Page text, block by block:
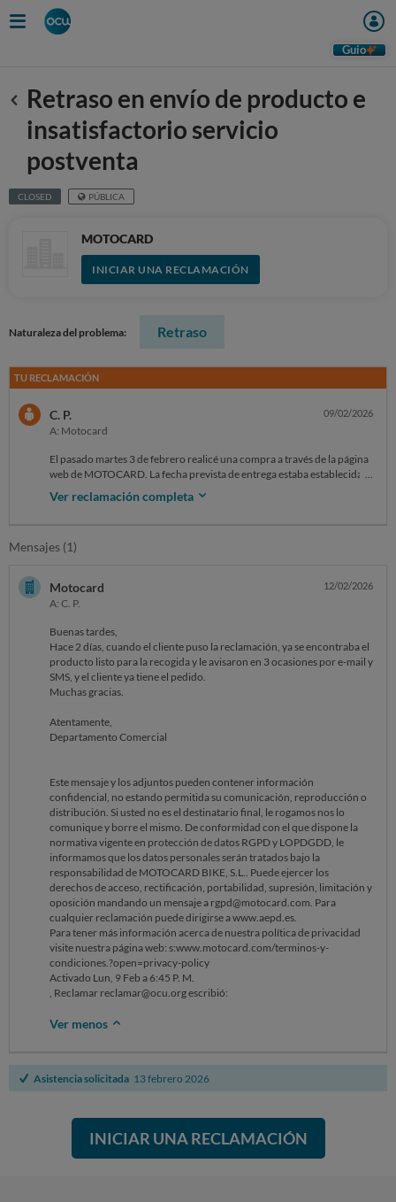
Guio
Anterior
Retraso en envío de producto e
insatisfactorio servicio
postventa
CLOSED PÚBLICA
MOTOCARD
INICIAR UNA RECLAMACIÓN
Naturaleza del problema: Retraso
TU RECLAMACIÓN
C. P.
A: Motocard
09/02/2026
El pasado martes 3 de febrero realicé una compra a través de la página
web de MOTOCARD. La fecha prevista de entrega estaba establecida
para el viernes 6 de febrero. La forma de recepción del pedido estaba
seleccionada como "recogida en tienda"
mañana comunicar con la tienda (calle Bravo Murillo 14 - Madrid)
imposibilidad para contactar con ellos a través de esta vía, decidí
acudir a la tienda. Se me informó que no habían recibido el pedido,
pero que les figuraba en el ordenador como que estaba en envío a
tienda, por lo que en uno o dos días lo recibirían. Poco después recibí
un correo en el que se me decía que el pedido se había retrasado dos
días y que, tras ese tiempo, llegaría a su almacén y posteriormente se
enviaría a tienda.
El sábado 7 recibí un nuevo correo en el que se me indicaba que el
Hoy, lunes 9 de febrero, a las 12:39 pm he recibido un correo en el que
que debería llegar entre hoy y mañana. Posteriormente, a las 16:07 pm,
he vuelto a recibir otro correo (como el que recibí el pasado viernes
por la tarde), en el que se me vuelve a indicar que el pedido se ha
retrasado 2 días y que cuando llegue a almacén, lo enviarán con la
máxima prioridad a la tienda y después me informarán de cuando
puedo pasar a recogerlo.
El problema de lo anteriormente escrito, no solo es que bailen las
fechas constantemente, sino que la atención postventa se realiza a
través de medios automáticos que no dan información real, por lo que
solicito que una persona contacte conmigo y me informe de la
situación. En resumidas cuentas, que se me faciliten plazos de entrega
claros y realistas o, si no disponen del producto, me lo comuniquen a la
mayor brevedad para poder tomar una decisión.
Ver reclamación completa
Mensajes (1)
Motocard
A: C. P.
12/02/2026
Buenas tardes,
Hace 2 días, cuando el cliente puso la reclamación, ya se encontraba el
producto listo para la recogida y le avisaron en 3 ocasiones por e-mail y
SMS, y el cliente ya tiene el pedido.
Muchas gracias.
Atentamente,
Departamento Comercial
Este mensaje y los adjuntos pueden contener información
confidencial, no estando permitida su comunicación, reproducción o
distribución. Si usted no es el destinatario final, le rogamos nos lo
comunique y borre el mismo. De conformidad con el que dispone la
normativa vigente en protección de datos RGPD y LOPDGDD, le
informamos que los datos personales serán tratados bajo la
responsabilidad de MOTOCARD BIKE, S.L.. Puede ejercer los
derechos de acceso, rectificación, portabilidad, supresión, limitación y
oposición mandando un mensaje a rgpd@motocard.com. Para
cualquier reclamación puede dirigirse a www.aepd.es.
Para tener más información acerca de nuestra política de privacidad
visite nuestra página web: s:www.motocard.com/terminos-y-
condiciones.?open=privacy-policy
Activado Lun, 9 Feb a 6:45 P. M.
, Reclamar reclamar@ocu.org escribió:
Ver menos
Asistencia solicitada 13 febrero 2026
INICIAR UNA RECLAMACIÓN